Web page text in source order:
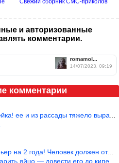
и авторизованные
комментарии.
romamol...
14/07/2023, 09:19
комментарии
ее и из рассады тяжело вырастить!
2 года! Человек должен отдыхать в с
яйцо — довести его до кипения и выкл